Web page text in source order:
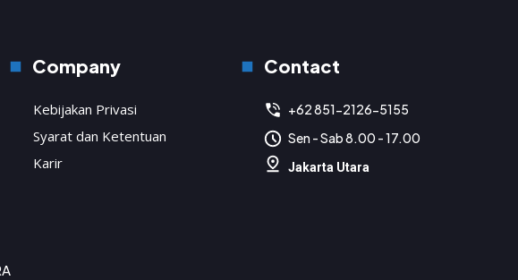
Company
Kebijakan Privasi
Syarat dan Ketentuan
Karir
Contact
+62 851-2126-5155
Sen - Sab 8.00 - 17.00
Jakarta Utara